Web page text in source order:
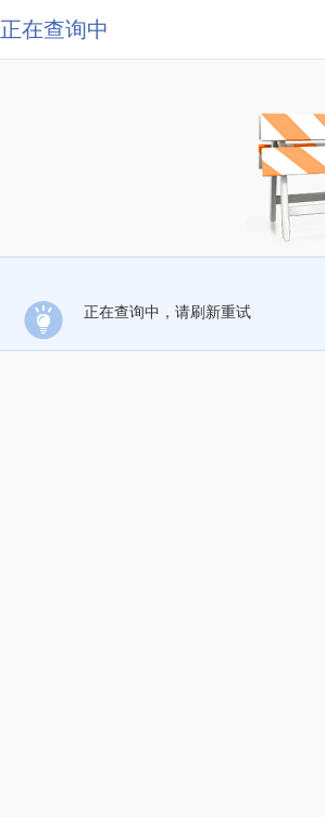
正在查询中
正在查询中，请刷新重试